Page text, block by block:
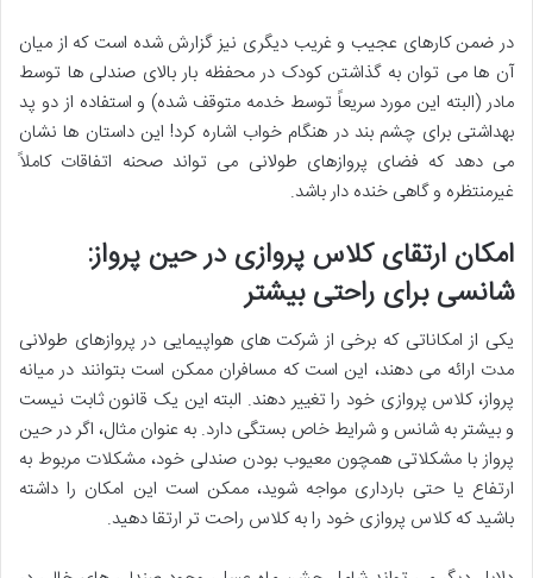
در ضمن کارهای عجیب و غریب دیگری نیز گزارش شده است که از میان
آن ها می توان به گذاشتن کودک در محفظه بار بالای صندلی ها توسط
مادر (البته این مورد سریعاً توسط خدمه متوقف شده) و استفاده از دو پد
بهداشتی برای چشم بند در هنگام خواب اشاره کرد! این داستان ها نشان
می دهد که فضای پروازهای طولانی می تواند صحنه اتفاقات کاملاً
غیرمنتظره و گاهی خنده دار باشد.
امکان ارتقای کلاس پروازی در حین پرواز:
شانسی برای راحتی بیشتر
یکی از امکاناتی که برخی از شرکت های هواپیمایی در پروازهای طولانی
مدت ارائه می دهند، این است که مسافران ممکن است بتوانند در میانه
پرواز، کلاس پروازی خود را تغییر دهند. البته این یک قانون ثابت نیست
و بیشتر به شانس و شرایط خاص بستگی دارد. به عنوان مثال، اگر در حین
پرواز با مشکلاتی همچون معیوب بودن صندلی خود، مشکلات مربوط به
ارتفاع یا حتی بارداری مواجه شوید، ممکن است این امکان را داشته
باشید که کلاس پروازی خود را به کلاس راحت تر ارتقا دهید.